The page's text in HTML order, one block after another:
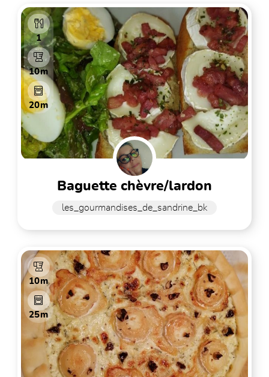
1
10m
20m
baguette chèvre/lardon
les_gourmandises_de_sandrine_bk
10m
25m